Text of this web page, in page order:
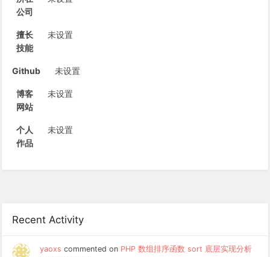
Recent Activity
yaoxs commented on PHP 数组排序函数 sort 底层实现分析
公司
擅长
技能
未设置
Github 未设置
博客
网站
未设置
个人
作品
未设置